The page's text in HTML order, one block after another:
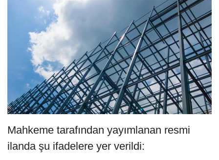
Mahkeme tarafından yayımlanan resmi
ilanda şu ifadelere yer verildi: